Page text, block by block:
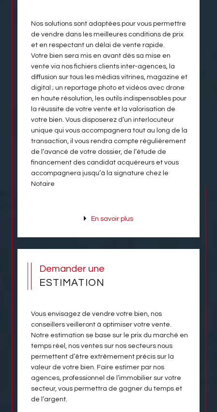
Nos solutions sont adaptées pour vous permettre
de vendre dans les meilleures conditions de prix
et en respectant un délai de vente rapide.
Votre bien sera mis en avant dès sa mise en
vente via nos fichiers clients inter-agences, la
diffusion sur tous les médias vitrines, magazine et
digital ; un reportage photo et vidéos avec drone
en haute résolution, les outils indispensables pour
la réussite de votre vente et la valorisation de
votre bien. Vous disposerez d’un interlocuteur
unique qui vous accompagnera tout au long de la
transaction, il vous rendra compte régulièrement
de l’avancé de votre dossier, de l’étude de
financement des candidat acquéreurs et vous
accompagnera jusqu’à la signature chez le
Notaire
En savoir plus
Demander une
ESTIMATION
Vous envisagez de vendre votre bien, nos
conseillers veilleront à optimiser votre vente.
Notre estimation se base sur le prix du marché en
temps réel, nos ventes sur nos secteurs nous
permettent d’être extrêmement précis sur la
valeur de votre bien. Faire estimer par nos
agences, professionnel de l’immobilier sur votre
secteur, vous permettra de gagner du temps et
de l’argent.